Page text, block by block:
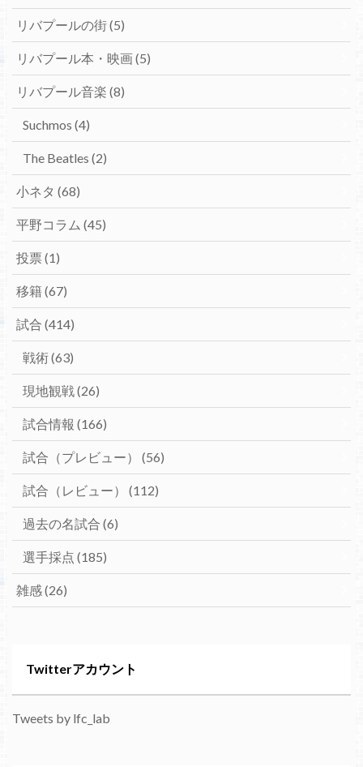
リバプールの街(5)
リバプール本・映画(5)
リバプール音楽 (8)
Suchmos (4)
The Beatles (2)
小ネタ (68)
平野コラム (45)
投票 (1)
移籍(67)
試合 (414)
戦術(63)
現地観戦(26)
試合情報 (166)
試合（プレビュー） (56)
試合（レビュー） (112)
過去の名試合 (6)
選手採点 (185)
雑感(26)
Twitterアカウント
Tweets by lfc_lab